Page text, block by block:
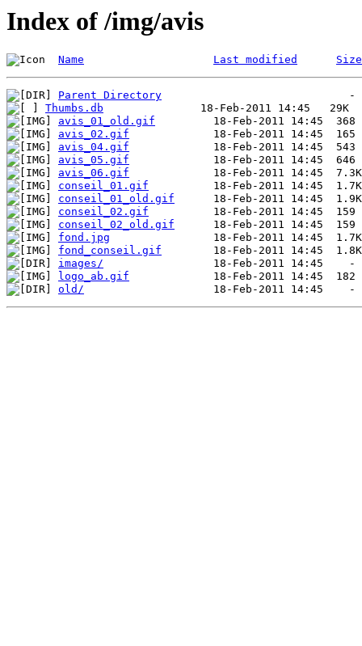
Index of /img/avis
Name Last modified Size
Parent Directory
Thumbs.db
avis_01_old.gif
avis_02.gif
avis_04.gif
avis_05.gif
avis_06.gif
conseil_01.gif
conseil_01_old.gif
conseil_02.gif
conseil_02_old.gif
fond.jpg
fond_conseil.gif
images/
logo_ab.gif
old/